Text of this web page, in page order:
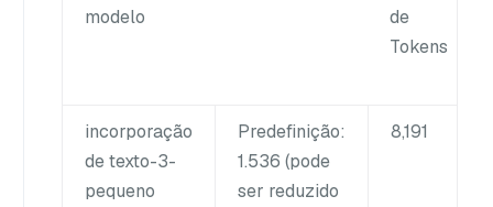
modelo
de
Tokens
incorporação
de texto-3-
pequeno
Predefinição:
1.536 (pode
ser reduzido
8,191